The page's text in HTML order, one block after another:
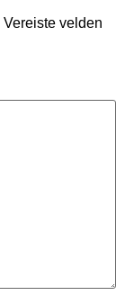
Vereiste velden